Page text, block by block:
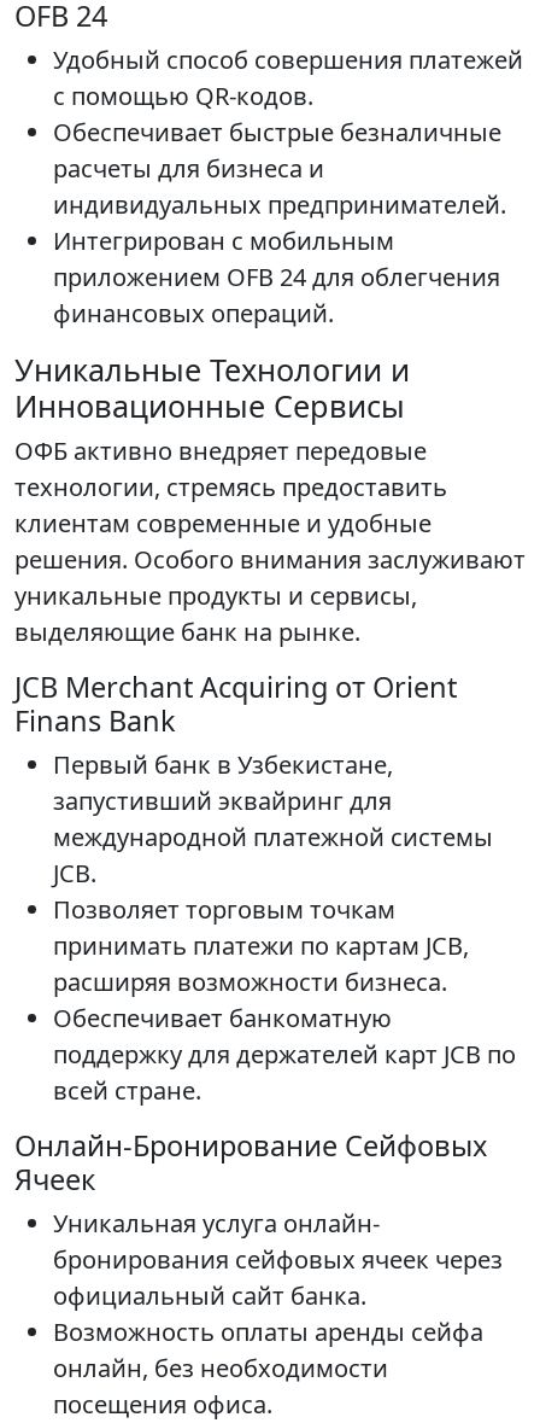
OFB 24
Удобный способ совершения платежей
с помощью QR-кодов.
Обеспечивает быстрые безналичные
расчеты для бизнеса и
индивидуальных предпринимателей.
Интегрирован с мобильным
приложением OFB 24 для облегчения
финансовых операций.
Уникальные Технологии и
Инновационные Сервисы
ОФБ активно внедряет передовые
технологии, стремясь предоставить
клиентам современные и удобные
решения. Особого внимания заслуживают
уникальные продукты и сервисы,
выделяющие банк на рынке.
JCB Merchant Acquiring от Orient
Finans Bank
Первый банк в Узбекистане,
запустивший эквайринг для
международной платежной системы
JCB.
Позволяет торговым точкам
принимать платежи по картам JCB,
расширяя возможности бизнеса.
Обеспечивает банкоматную
поддержку для держателей карт JCB по
всей стране.
Онлайн-Бронирование Сейфовых
Ячеек
Уникальная услуга онлайн-
бронирования сейфовых ячеек через
официальный сайт банка.
Возможность оплаты аренды сейфа
онлайн, без необходимости
посещения офиса.